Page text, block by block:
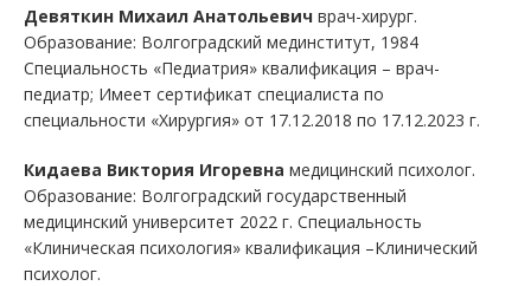
Девяткин Михаил Анатольевич врач-хирург.
Образование: Волгоградский мединститут, 1984
Специальность «Педиатрия» квалификация – врач-
педиатр; Имеет сертификат специалиста по
специальности «Хирургия» от 17.12.2018 по 17.12.2023 г.
Кидаева Виктория Игоревна медицинский психолог.
Образование: Волгоградский государственный
медицинский университет 2022 г. Специальность
«Клиническая психология» квалификация –Клинический
психолог.